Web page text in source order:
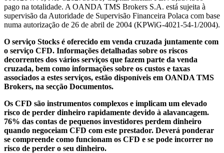
pago na totalidade. A OANDA TMS Brokers S.A. está sujeita à
supervisão da Autoridade de Supervisão Financeira Polaca com base
numa autorização de 26 de abril de 2004 (KPWiG-4021-54-1/2004).
O serviço Stocks é oferecido em venda cruzada juntamente com
o serviço CFD. Informações detalhadas sobre os riscos
decorrentes dos vários serviços que fazem parte da venda
cruzada, bem como informações sobre os custos e taxas
associados a estes serviços, estão disponíveis em OANDA TMS
Brokers, na secção Documentos.
Os CFD são instrumentos complexos e implicam um elevado
risco de perder dinheiro rapidamente devido à alavancagem.
76% das contas de pequenos investidores perdem dinheiro
quando negoceiam CFD com este prestador. Deverá ponderar
se compreende como funcionam os CFD e se pode incorrer no
risco de perder o seu dinheiro.